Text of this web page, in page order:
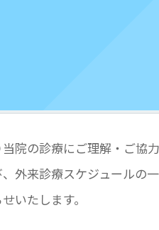
院の診療にご理解・ご協
、外来診療スケジュールの
いたします。